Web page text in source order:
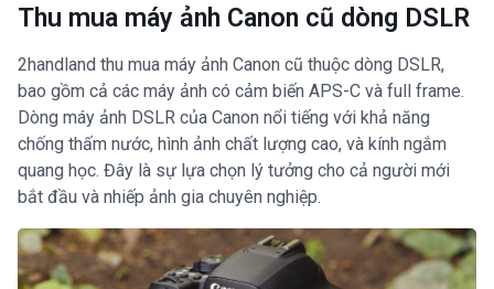
Thu mua máy ảnh Canon cũ dòng DSLR
2handland thu mua máy ảnh Canon cũ thuộc dòng DSLR,
bao gồm cả các máy ảnh có cảm biến APS-C và full frame.
Dòng máy ảnh DSLR của Canon nổi tiếng với khả năng
chống thấm nước, hình ảnh chất lượng cao, và kính ngắm
quang học. Đây là sự lựa chọn lý tưởng cho cả người mới
bắt đầu và nhiếp ảnh gia chuyên nghiệp.